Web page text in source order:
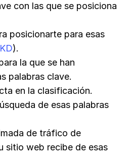
con las que se posiciona
posicionarte para esas
KD).
la que se han
palabras clave.
en la clasificación.
de esas palabras
de tráfico de
sitio web recibe de esas